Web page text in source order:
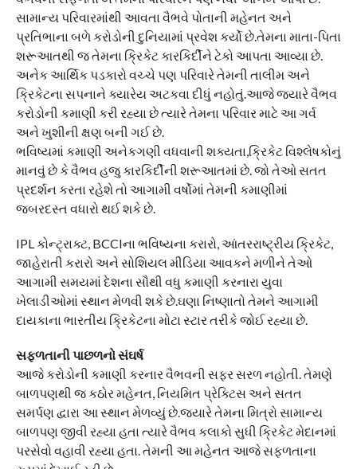
સામાન્ય પરિવારમાંથી આવતા વૈભવે પોતાની મહેનત અને
પ્રતિભાના બળે કરોડોની દુનિયામાં પ્રવેશ કર્યો છે.તેમના માતા-પિતા
શરૂઆતથી જ તેમના ક્રિકેટ કારકિર્દીને ટેકો આપતા આવ્યા છે.
અનેક આર્થિક પડકારો વચ્ચે પણ પરિવારે તેમની તાલીમ અને
ક્રિકેટના સપનાને ક્યારેય અટકવા દીધું નહોતું.આજે જ્યારે વૈભવ
કરોડોની કમાણી કરી રહ્યા છે ત્યારે તેમના પરિવાર માટે આ ગર્વ
અને ખુશીની ક્ષણ બની ગઈ છે.
ભવિષ્યમાં કમાણી અનેકગણી વધવાની શક્યતા,ક્રિકેટ વિશ્લેષકોનું
માનવું છે કે વૈભવ હજુ કારકિર્દીની શરૂઆતમાં છે. જો તેઓ સતત
પ્રદર્શન કરતા રહેશે તો આગામી વર્ષોમાં તેમની કમાણીમાં
જબરદસ્ત વધારો થઈ શકે છે.
IPL કોન્ટ્રાક્ટ, BCCIના ભવિષ્યના કરારો, આંતરરાષ્ટ્રીય ક્રિકેટ,
જાહેરાતી કરારો અને સોશિયલ મીડિયા આવકને મળીને તેઓ
આગામી સમયમાં દેશના સૌથી વધુ કમાણી કરનારા યુવા
ખેલાડીઓમાં સ્થાન મેળવી શકે છે.ઘણા નિષ્ણાતો તેમને આગામી
દાયકાના ભારતીય ક્રિકેટના મોટા સ્ટાર તરીકે જોઈ રહ્યા છે.
સફળતાની પાછળનો સંઘર્ષ
આજે કરોડોની કમાણી કરનાર વૈભવની સફર સરળ નહોતી. તેમણે
બાળપણથી જ કઠોર મહેનત, નિયમિત પ્રેક્ટિસ અને સતત
સમર્પણ દ્વારા આ સ્થાન મેળવ્યું છે.જ્યારે તેમના મિત્રો સામાન્ય
બાળપણ જીવી રહ્યા હતા ત્યારે વૈભવ કલાકો સુધી ક્રિકેટ મેદાનમાં
પરસેવો વહાવી રહ્યા હતા. તેમની આ મહેનત આજે સફળતાના